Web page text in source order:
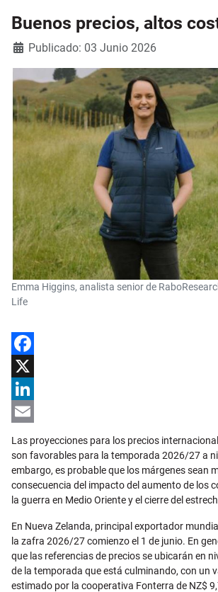
Buenos precios, altos
Detalles
Publicado: 03 Junio 2026
Emma Higgins, analista senior de
Life
Facebook
X
LinkedIn
Las proyecciones para los precios
son favorables para la temporada 2026/27 a
embargo, es probable que los márgenes sean
consecuencia del impacto del aumento de los
la guerra en Medio Oriente y el cierre del
En Nueva Zelanda, principal exportador
la zafra 2026/27 comienzo el 1 de junio. En
que las referencias de precios se ubicarán en
de la temporada que está culminando, con un
estimado por la cooperativa Fonterra de NZ$